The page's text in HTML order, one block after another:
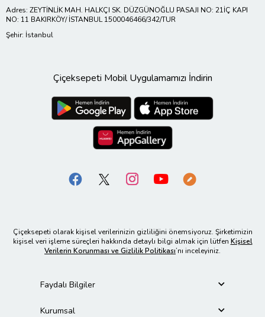
Adres: ZEYTİNLİK MAH. HALKÇI SK. DÜZGÜNOĞLU PASAJI NO: 21İÇ KAPI
NO: 11 BAKIRKÖY/ İSTANBUL 1500046466/342/TUR
Şehir: İstanbul
Çiçeksepeti Mobil Uygulamamızı İndirin
Çiçeksepeti olarak kişisel verilerinizin gizliliğini önemsiyoruz. Şirketimizin
kişisel veri işleme süreçleri hakkında detaylı bilgi almak için lütfen Kişisel
Verilerin Korunması ve Gizlilik Politikası’nı inceleyiniz.
Faydalı Bilgiler
Kurumsal